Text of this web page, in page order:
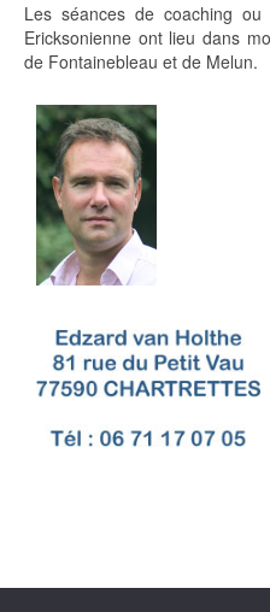
Les séances de coaching ou
Ericksonienne ont lieu dans
de Fontainebleau et de Melun.